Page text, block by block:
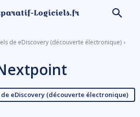
de eDiscovery (découverte électronique)
eDiscovery (découverte électronique)